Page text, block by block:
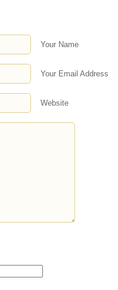
Your Name
Your Email Address
Website